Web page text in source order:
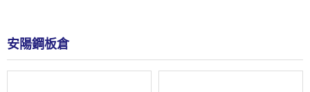
安陽鋼板倉